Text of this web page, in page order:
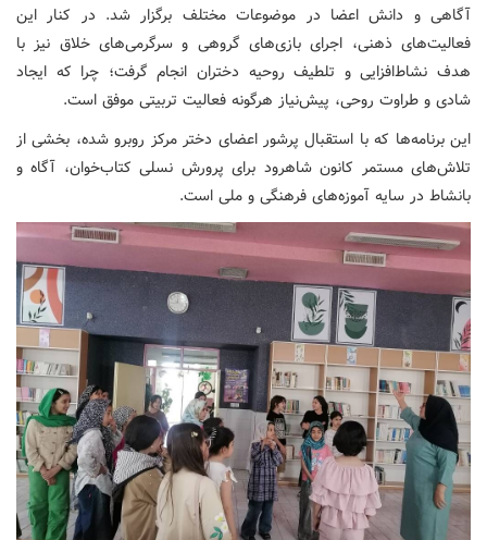
آگاهی و دانش اعضا در موضوعات مختلف برگزار شد. در کنار این
فعالیت‌های ذهنی، اجرای بازی‌های گروهی و سرگرمی‌های خلاق نیز با
هدف نشاط‌افزایی و تلطیف روحیه دختران انجام گرفت؛ چرا که ایجاد
شادی و طراوت روحی، پیش‌نیاز هرگونه فعالیت تربیتی موفق است.
این برنامه‌ها که با استقبال پرشور اعضای دختر مرکز روبرو شده، بخشی از
تلاش‌های مستمر کانون شاهرود برای پرورش نسلی کتاب‌خوان، آگاه و
بانشاط در سایه آموزه‌های فرهنگی و ملی است.